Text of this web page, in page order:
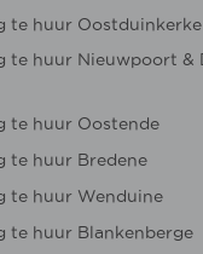
te huur Oostduinkerke
te huur Nieuwpoort &
te huur Oostende
te huur Bredene
te huur Wenduine
te huur Blankenberge